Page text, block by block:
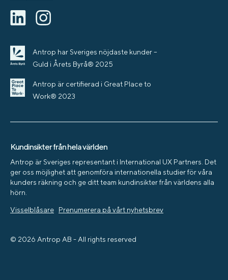
Antrop har Sveriges nöjdaste kunder –
Guld i Årets Byrå® 2025
Antrop är certifierad i Great Place to
Work® 2023
Kundinsikter från hela världen
Antrop är Sveriges representant i International UX Partners. Det
ger oss möjlighet att genomföra internationella studier för våra
kunders räkning och ge ditt team kundinsikter från världens alla
hörn.
Visselblåsare Prenumerera på vårt nyhetsbrev
© 2026 Antrop AB - All rights reserved